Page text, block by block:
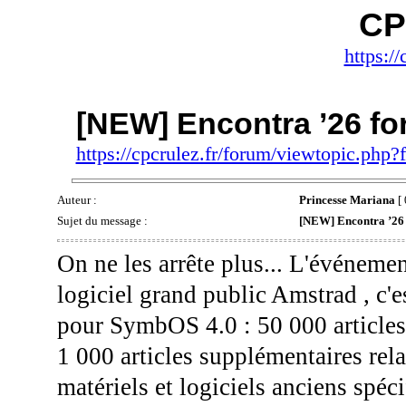
https://
[NEW] Encontra ’26
https://cpcrulez.fr/forum/
Auteur : Princesse Mariana [
Sujet du message :
[NEW] Encontra
On ne les arrête plus...
logiciel grand public Amstrad ,
pour SymbOS 4.0 : 50 000
1 000 articles supplémentaires
matériels et logiciels anciens